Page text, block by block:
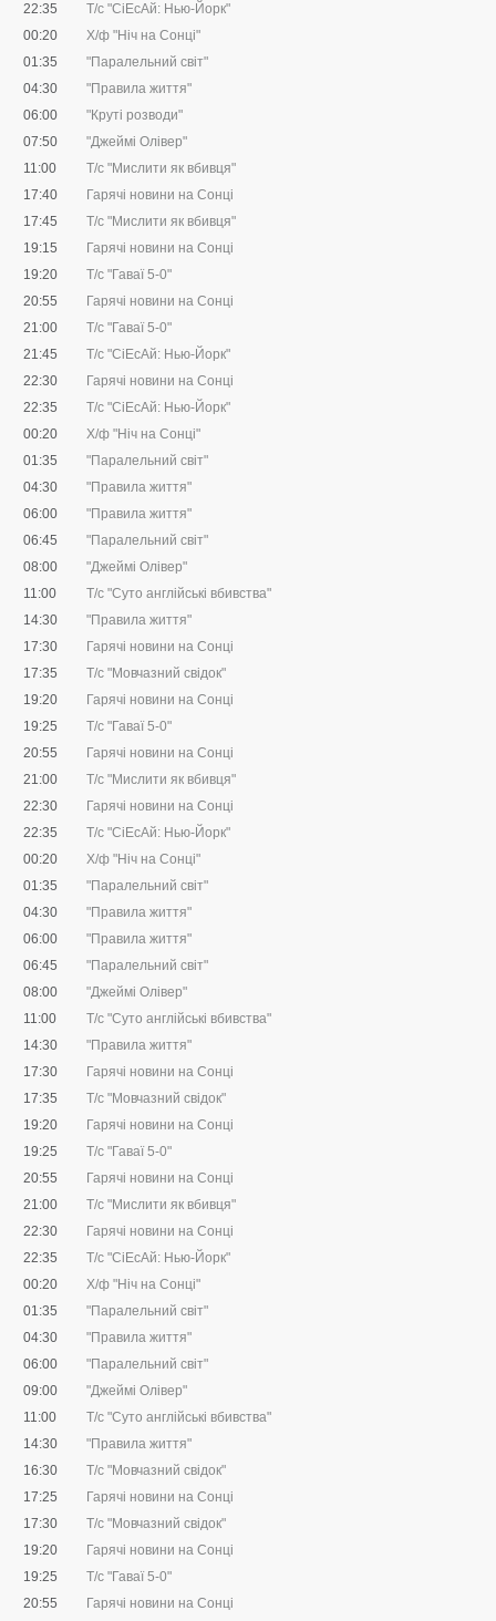
22:35
Т/с "CіЕсАй: Нью-Йорк"
00:20
Х/ф "Ніч на Сонці"
01:35
"Паралельний світ"
04:30
"Правила життя"
06:00
"Круті розводи"
07:50
"Джеймі Олівер"
11:00
Т/с "Мислити як вбивця"
17:40
Гарячі новини на Сонці
17:45
Т/с "Мислити як вбивця"
19:15
Гарячі новини на Сонці
19:20
Т/с "Гаваї 5-0"
20:55
Гарячі новини на Сонці
21:00
Т/с "Гаваї 5-0"
21:45
Т/с "CіЕсАй: Нью-Йорк"
22:30
Гарячі новини на Сонці
22:35
Т/с "CіЕсАй: Нью-Йорк"
00:20
Х/ф "Ніч на Сонці"
01:35
"Паралельний світ"
04:30
"Правила життя"
06:00
"Правила життя"
06:45
"Паралельний світ"
08:00
"Джеймі Олівер"
11:00
Т/с "Суто англійські вбивства"
14:30
"Правила життя"
17:30
Гарячі новини на Сонці
17:35
Т/с "Мовчазний свідок"
19:20
Гарячі новини на Сонці
19:25
Т/с "Гаваї 5-0"
20:55
Гарячі новини на Сонці
21:00
Т/с "Мислити як вбивця"
22:30
Гарячі новини на Сонці
22:35
Т/с "CіЕсАй: Нью-Йорк"
00:20
Х/ф "Ніч на Сонці"
01:35
"Паралельний світ"
04:30
"Правила життя"
06:00
"Правила життя"
06:45
"Паралельний світ"
08:00
"Джеймі Олівер"
11:00
Т/с "Суто англійські вбивства"
14:30
"Правила життя"
17:30
Гарячі новини на Сонці
17:35
Т/с "Мовчазний свідок"
19:20
Гарячі новини на Сонці
19:25
Т/с "Гаваї 5-0"
20:55
Гарячі новини на Сонці
21:00
Т/с "Мислити як вбивця"
22:30
Гарячі новини на Сонці
22:35
Т/с "CіЕсАй: Нью-Йорк"
00:20
Х/ф "Ніч на Сонці"
01:35
"Паралельний світ"
04:30
"Правила життя"
06:00
"Паралельний світ"
09:00
"Джеймі Олівер"
11:00
Т/с "Суто англійські вбивства"
14:30
"Правила життя"
16:30
Т/с "Мовчазний свідок"
17:25
Гарячі новини на Сонці
17:30
Т/с "Мовчазний свідок"
19:20
Гарячі новини на Сонці
19:25
Т/с "Гаваї 5-0"
20:55
Гарячі новини на Сонці